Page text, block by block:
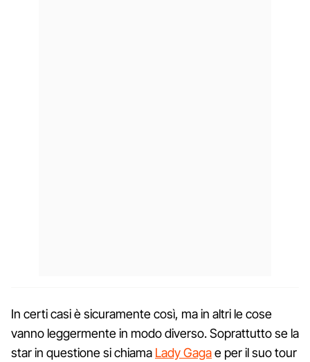
In certi casi è sicuramente così, ma in altri le cose
vanno leggermente in modo diverso. Soprattutto se la
star in questione si chiama Lady Gagae per il suo tour